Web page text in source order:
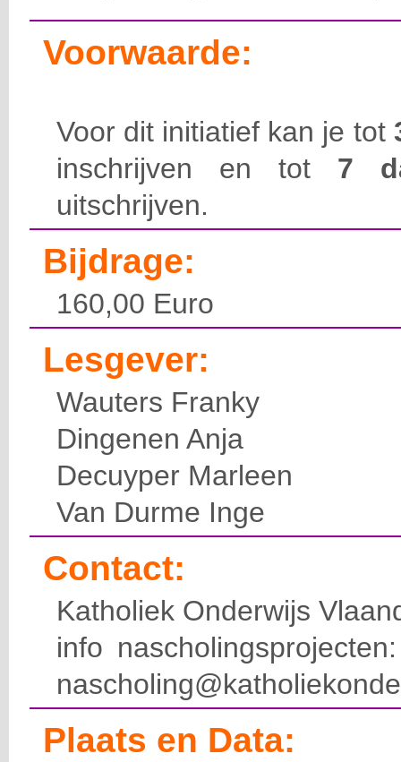
Voorwaarde:
Voor dit initiatief kan je tot
inschrijven en tot 7
uitschrijven.
Bijdrage:
160,00 Euro
Lesgever:
Wauters Franky
Dingenen Anja
Decuyper Marleen
Van Durme Inge
Contact:
Katholiek Onderwijs
info
Plaats en Data: